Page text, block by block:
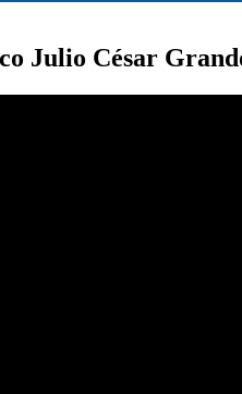
Julio César